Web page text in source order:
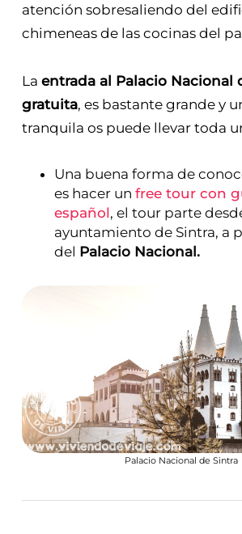
atención sobresaliendo del
chimeneas de las cocinas del
La entrada al Palacio Nacional
gratuita, es bastante grande y
tranquila os puede llevar toda
Una buena forma de
es hacer un free tour con
español, el tour parte
ayuntamiento de Sintra, a
del Palacio Nacional.
Palacio Nacional de Sintra